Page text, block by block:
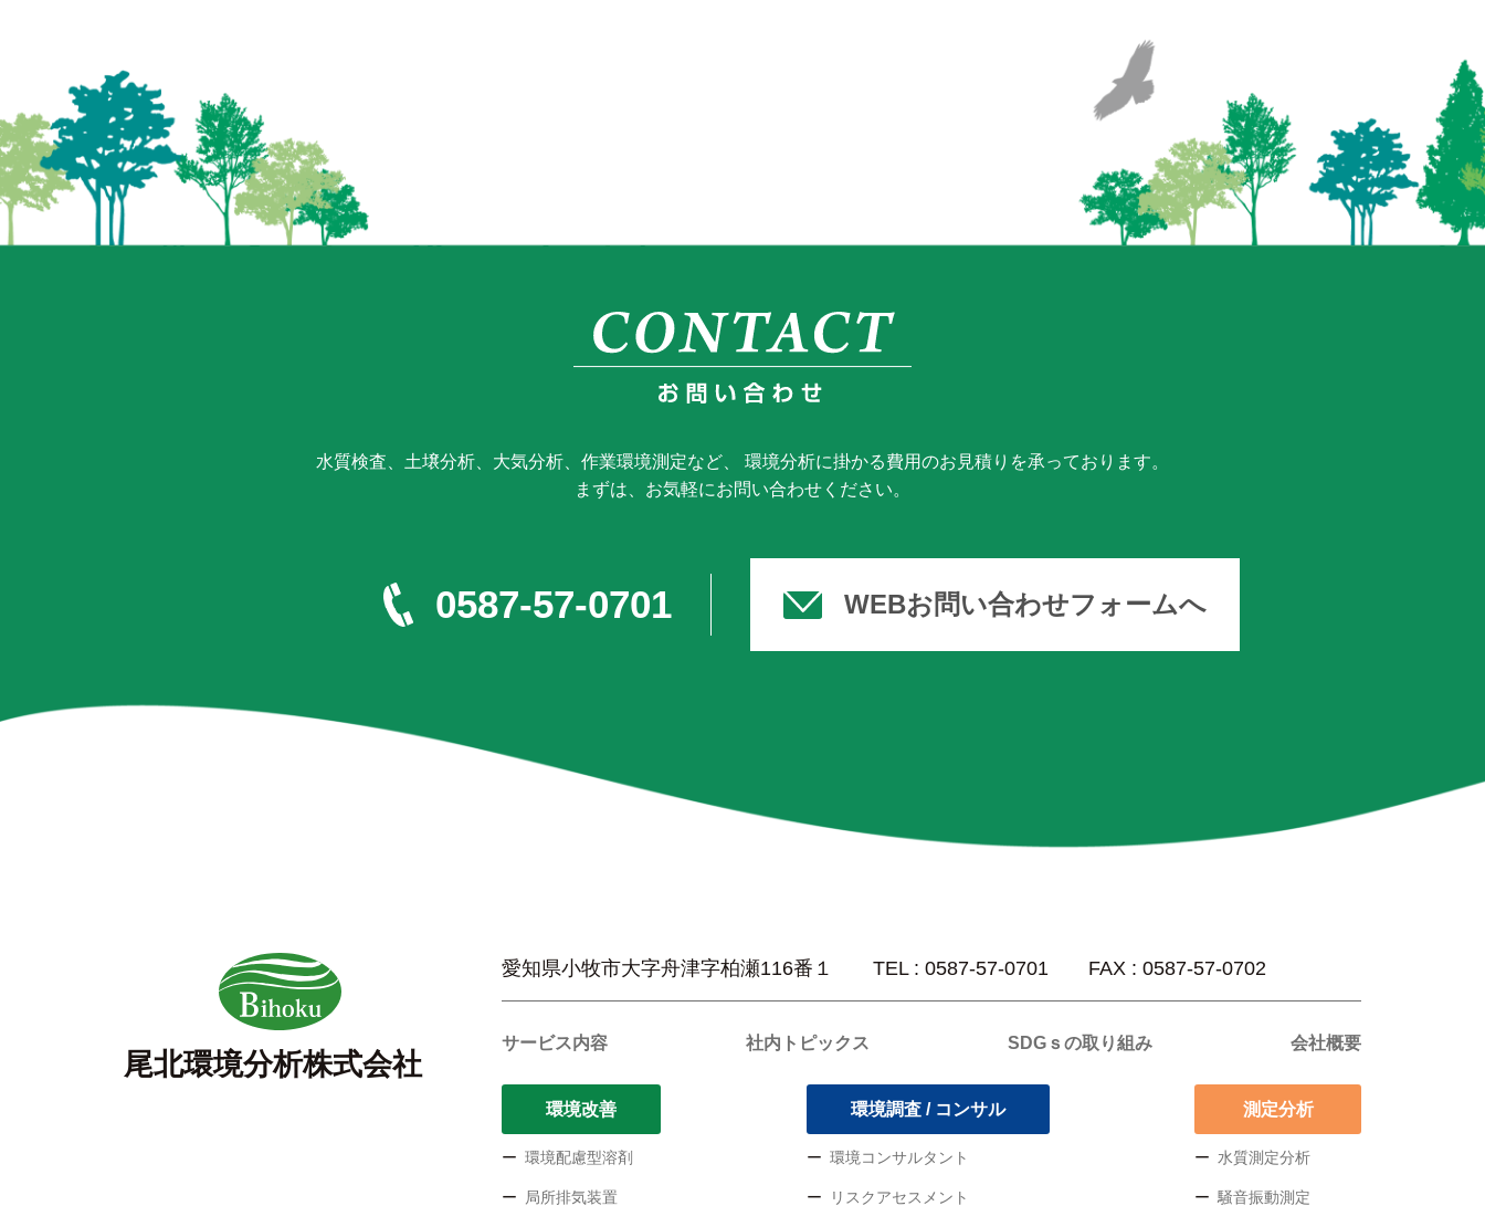
水質検査、土壌分析、大気分析、作業環境測定など、 環境分析に掛かる費用のお見積りを承っております。
まずは、お気軽にお問い合わせください。
0587-57-0701 WEBお問い合わせフォームへ
尾北環境分析株式会社
愛知県小牧市大字舟津字柏瀬116番１ TEL : 0587-57-0701 FAX : 0587-57-0702
サービス内容 社内トピックス SDGｓの取り組み 会社概要
環境改善
環境配慮型溶剤
局所排気装置
環境調査 / コンサル
環境コンサルタント
リスクアセスメント
測定分析
水質測定分析
騒音振動測定